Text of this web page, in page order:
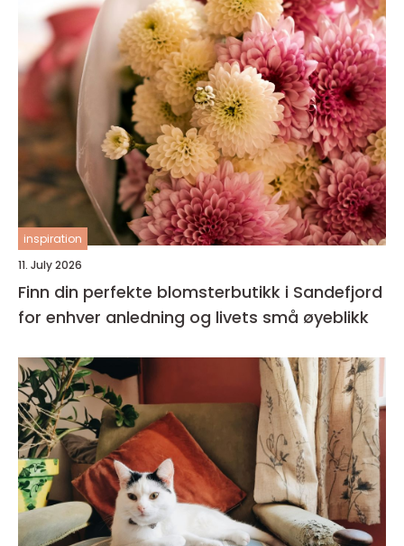
inspiration
11. July 2026
Finn din perfekte blomsterbutikk i Sandefjord
for enhver anledning og livets små øyeblikk